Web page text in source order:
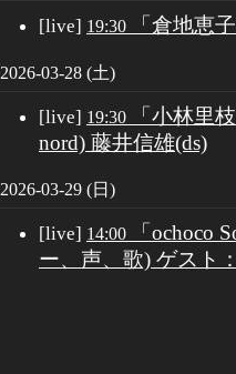
[live] 19:30 「倉地恵
2026-03-28 (土)
[live] 19:30 「小林里
nord) 藤井信雄(ds)
2026-03-29 (日)
[live] 14:00 「ochoco
ー、声、歌) ゲスト